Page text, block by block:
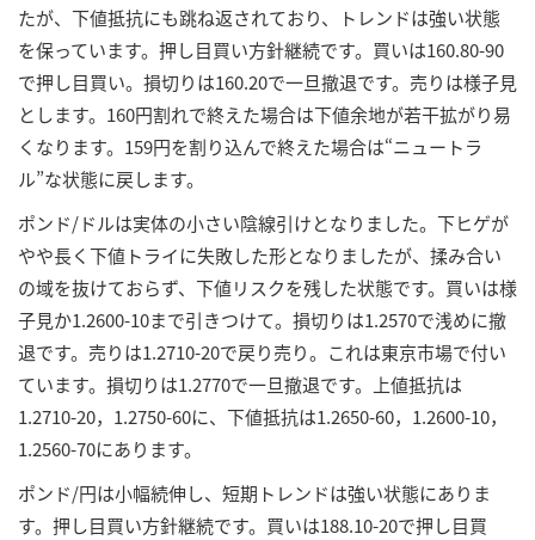
たが、下値抵抗にも跳ね返されており、トレンドは強い状態
を保っています。押し目買い方針継続です。買いは160.80-90
で押し目買い。損切りは160.20で一旦撤退です。売りは様子見
とします。160円割れで終えた場合は下値余地が若干拡がり易
くなります。159円を割り込んで終えた場合は“ニュートラ
ル”な状態に戻します。
ポンド/ドルは実体の小さい陰線引けとなりました。下ヒゲが
やや長く下値トライに失敗した形となりましたが、揉み合い
の域を抜けておらず、下値リスクを残した状態です。買いは様
子見か1.2600-10まで引きつけて。損切りは1.2570で浅めに撤
退です。売りは1.2710-20で戻り売り。これは東京市場で付い
ています。損切りは1.2770で一旦撤退です。上値抵抗は
1.2710-20，1.2750-60に、下値抵抗は1.2650-60，1.2600-10，
1.2560-70にあります。
ポンド/円は小幅続伸し、短期トレンドは強い状態にありま
す。押し目買い方針継続です。買いは188.10-20で押し目買